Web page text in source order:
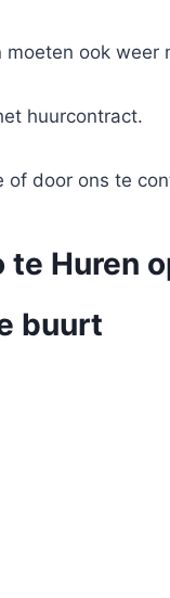
ook
huurcontract.
of door ons te
Huren
buurt